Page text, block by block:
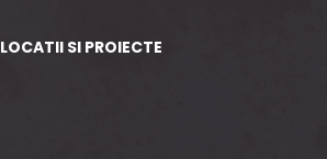
LOCATII SI PROIECTE